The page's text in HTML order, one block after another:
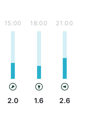
15:00
2.0
18:00
1.6
21:00
2.6